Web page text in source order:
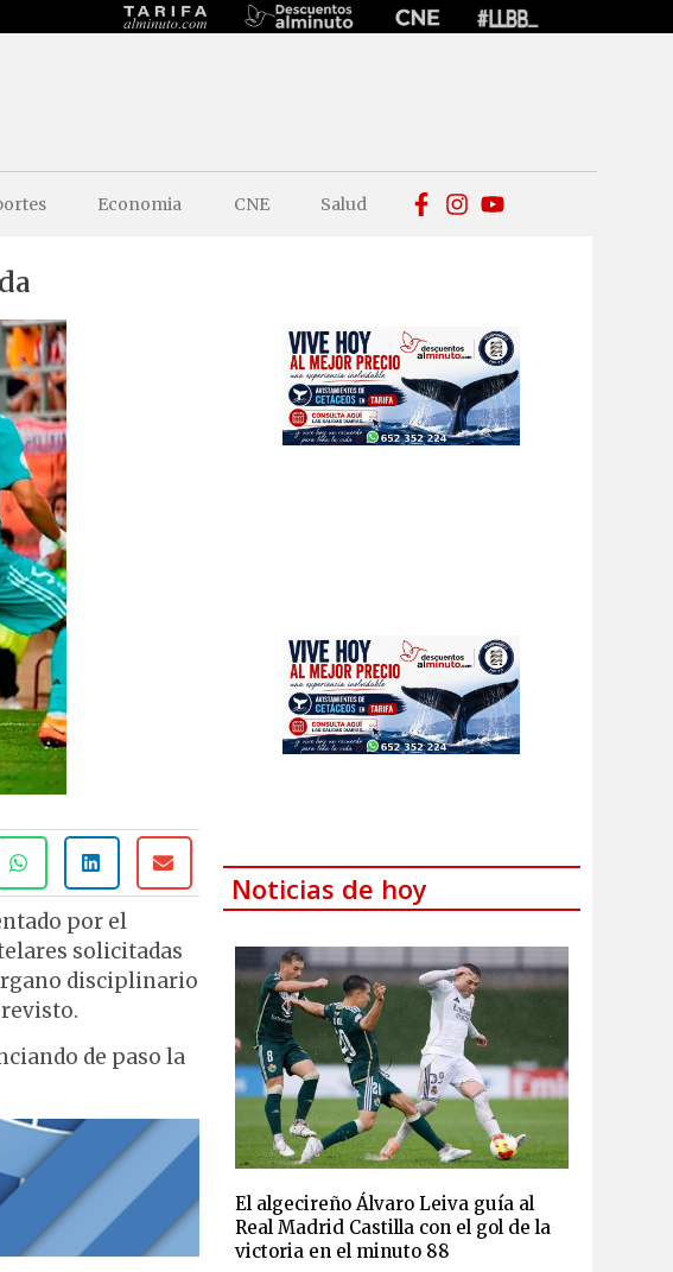
Economia CNE Salud
por el
solicitadas
disciplinario
de paso la
Noticias de hoy
El algecireño Álvaro Leiva guía al
Real Madrid Castilla con el gol de la
victoria en el minuto 88